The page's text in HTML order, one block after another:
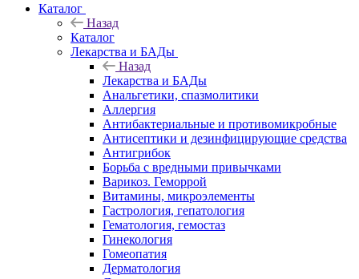
Каталог
Назад
Каталог
Лекарства и БАДы
Назад
Лекарства и БАДы
Анальгетики, спазмолитики
Аллергия
Антибактериальные и противомикробные
Антисептики и дезинфицирующие средства
Антигрибок
Борьба с вредными привычками
Варикоз. Геморрой
Витамины, микроэлементы
Гастрология, гепатология
Гематология, гемостаз
Гинекология
Гомеопатия
Дерматология